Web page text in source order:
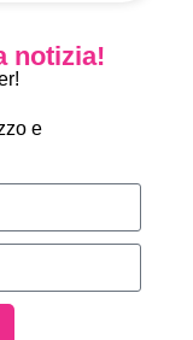
notizia!
e